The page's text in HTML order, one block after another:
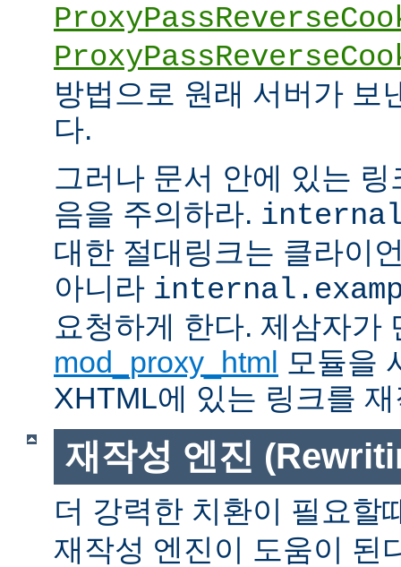
방법으로 원래 서버가 보
다.
그러나 문서 안에 있는
음을 주의하라.
대한 절대링크는 클라이
아니라
요청하게 한다. 제삼자가
mod_proxy_html 모듈을
XHTML에 있는 링크를
재작성 엔진
더 강력한 치환이 필요할
재작성 엔진이 도움이 된